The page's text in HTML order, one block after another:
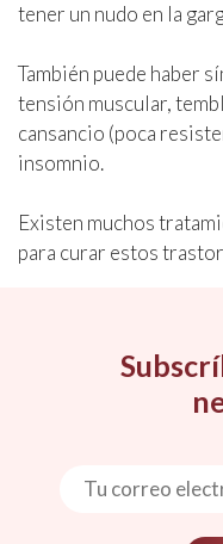
tener un nudo en la
También puede haber
tensión muscular,
cansancio (poca
insomnio.
Existen muchos
para curar estos